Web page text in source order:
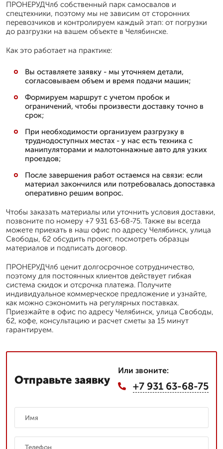
ПРОНЕРУДЧлб собственный парк самосвалов и
спецтехники, поэтому мы не зависим от сторонних
перевозчиков и контролируем каждый этап: от погрузки
до разгрузки на вашем объекте в Челябинске.
Как это работает на практике:
Вы оставляете заявку - мы уточняем детали,
согласовываем объем и время подачи машин;
Формируем маршрут с учетом пробок и
ограничений, чтобы произвести доставку точно в
срок;
При необходимости организуем разгрузку в
труднодоступных местах - у нас есть техника с
манипуляторами и малотоннажные авто для узких
проездов;
После завершения работ остаемся на связи: если
материал закончился или потребовалась допоставка
оперативно решим вопрос.
Чтобы заказать материалы или уточнить условия доставки,
позвоните по номеру +7 931 63-68-75. Также вы всегда
можете приехать в наш офис по адресу Челябинск, улица
Свободы, 62 обсудить проект, посмотреть образцы
материалов и подписать договор.
ПРОНЕРУДЧлб ценит долгосрочное сотрудничество,
поэтому для постоянных клиентов действует гибкая
система скидок и отсрочка платежа. Получите
индивидуальное коммерческое предложение и узнайте,
как можно сэкономить на регулярных поставках.
Приезжайте в офис по адресу Челябинск, улица Свободы,
62, кофе, консультацию и расчет сметы за 15 минут
гарантируем.
Отправьте заявку
Или звоните:
+7 931 63-68-75